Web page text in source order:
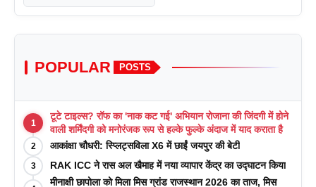
POPULAR POSTS
1
टूटे टाइल्स? रॉफ का 'नाक कट गई' अभियान रोजाना की जिंदगी में होने
वाली शर्मिंदगी को मनोरंजक रूप से हल्के फुल्के अंदाज में याद कराता है
2 आकांक्षा चौधरी: स्प्लिट्सविला X6 में छाईं जयपुर की बेटी
3 RAK ICC ने रास अल खैमाह में नया व्यापार केंद्र का उद्घाटन किया
मीनाक्षी छापोला को मिला मिस ग्रांड राजस्थान 2026 का ताज, मिस